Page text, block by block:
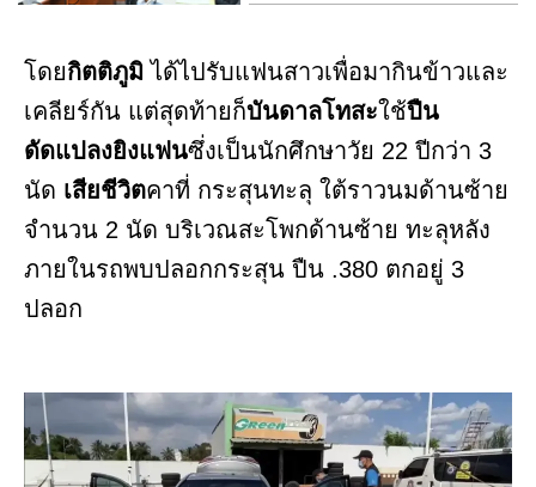
โดยกิตติภูมิได้ไปรับแฟนสาวเพื่อมากินข้าวและ
เคลียร์กัน แต่สุดท้ายก็บันดาลโทสะใช้ปืน
ดัดแปลงยิงแฟนซึ่งเป็นนักศึกษาวัย 22 ปีกว่า 3
นัด เสียชีวิตคาที่ กระสุนทะลุ ใต้ราวนมด้านซ้าย
จำนวน 2 นัด บริเวณสะโพกด้านซ้าย ทะลุหลัง
ภายในรถพบปลอกกระสุน ปืน .380 ตกอยู่ 3
ปลอก